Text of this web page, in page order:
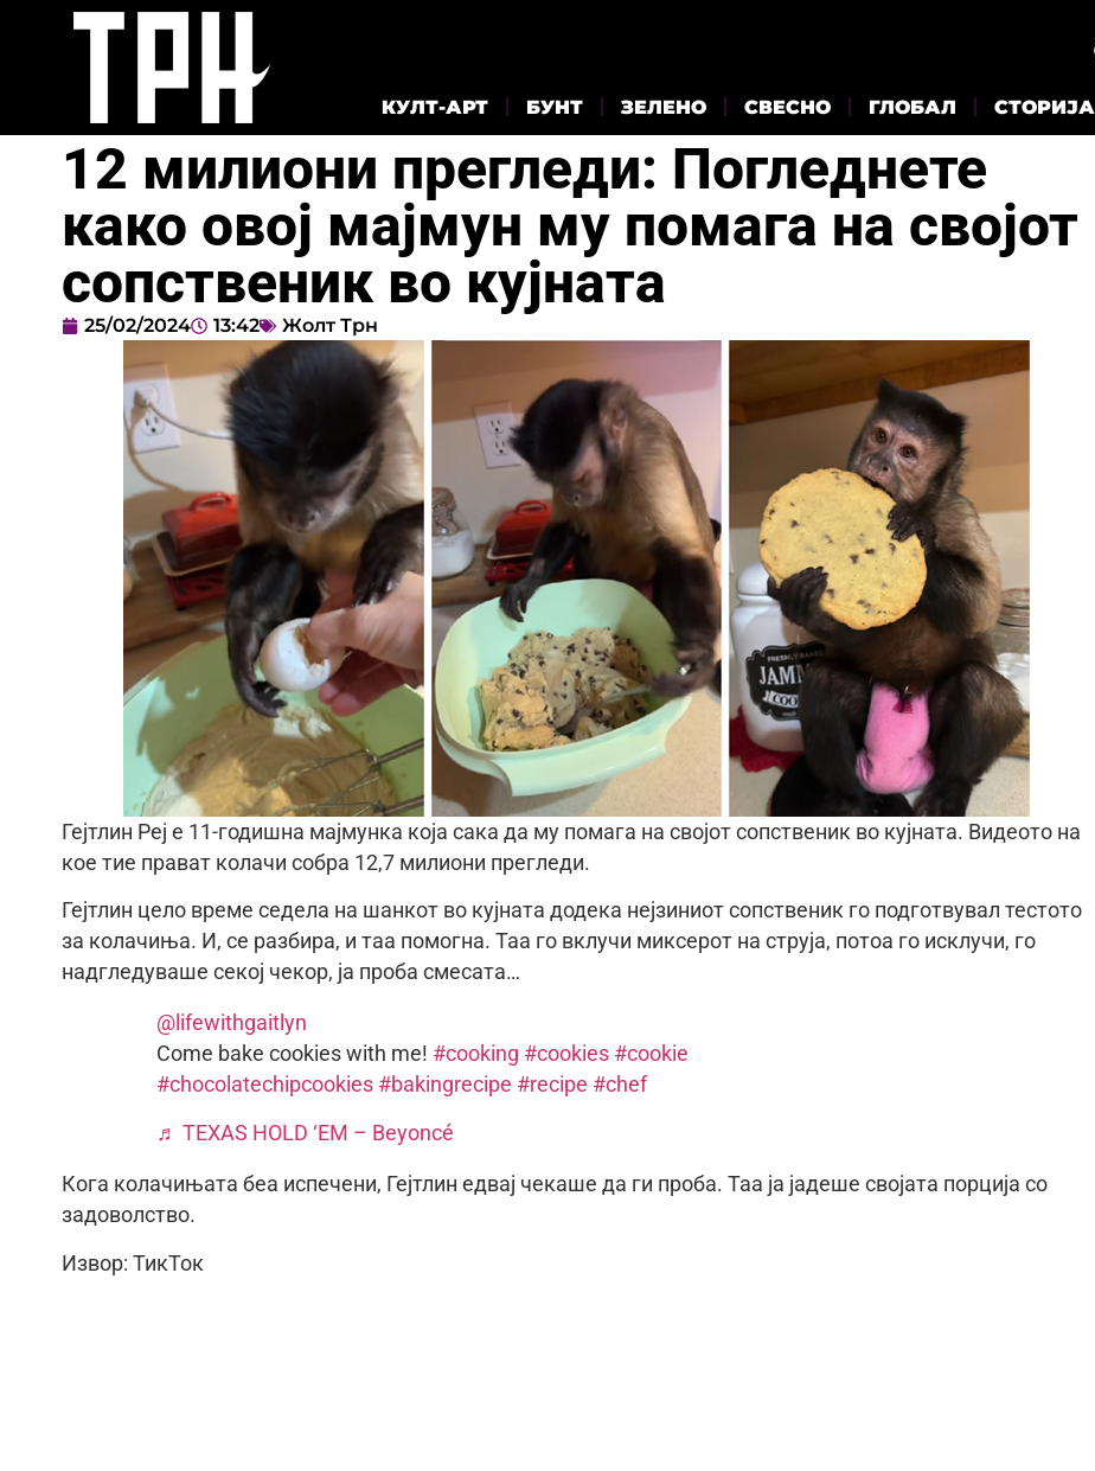
КУЛТ-АРТ БУНТ ЗЕЛЕНО СВЕСНО ГЛОБАЛ СТОРИЈА
12 милиони прегледи: Погледнете
како овој мајмун му помага на својот
сопственик во кујната
25/02/2024 13:42 Жолт Трн
Гејтлин Реј е 11-годишна мајмунка која сака да му помага на својот сопственик во кујната. Видеото на
кое тие прават колачи собра 12,7 милиони прегледи.
Гејтлин цело време седела на шанкот во кујната додека нејзиниот сопственик го подготвувал тестото
за колачиња. И, се разбира, и таа помогна. Таа го вклучи миксерот на струја, потоа го исклучи, го
надгледуваше секој чекор, ја проба смесата…
@lifewithgaitlyn
Come bake cookies with me! #cooking #cookies #cookie
#chocolatechipcookies #bakingrecipe #recipe #chef
♬ TEXAS HOLD ‘EM – Beyoncé
Кога колачињата беа испечени, Гејтлин едвај чекаше да ги проба. Таа ја јадеше својата порција со
задоволство.
Извор: ТикТок